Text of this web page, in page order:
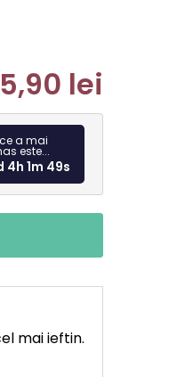
5,90 lei
Evaluare
a mai
este...
4h 1m 47s
mai ieftin.